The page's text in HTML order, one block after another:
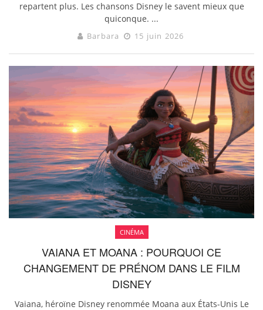
repartent plus. Les chansons Disney le savent mieux que
quiconque. ...
Barbara 15 juin 2026
CINÉMA
VAIANA ET MOANA : POURQUOI CE
CHANGEMENT DE PRÉNOM DANS LE FILM
DISNEY
Vaiana, héroïne Disney renommée Moana aux États-Unis Le